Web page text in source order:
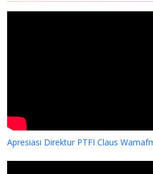
Apresiasi Direktur PTFI Claus